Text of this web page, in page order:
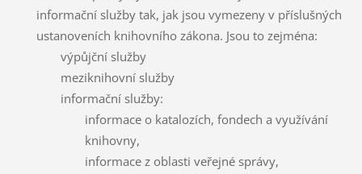
informační služby tak, jak jsou vymezeny v příslušných
ustanoveních knihovního zákona. Jsou to zejména:
výpůjční služby
meziknihovní služby
informační služby:
informace o katalozích, fondech a využívání
knihovny,
informace z oblasti veřejné správy,